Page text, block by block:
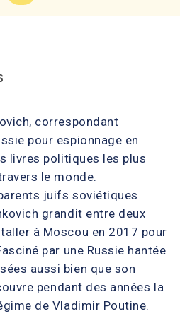
correspondant
pour espionnage en
livres politiques les plus
le monde.
juifs soviétiques
grandit entre deux
à Moscou en 2017 pour
par une Russie hantée
aussi bien que son
pendant des années la
de Vladimir Poutine.